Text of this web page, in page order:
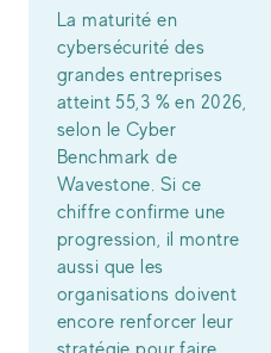
La maturité en
cybersécurité des
grandes entreprises
atteint 55,3 % en 2026,
selon le Cyber
Benchmark de
Wavestone. Si ce
chiffre confirme une
progression, il montre
aussi que les
organisations doivent
encore renforcer leur